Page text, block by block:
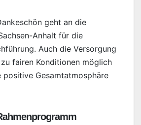
geht an die
Anhalt für die
Auch die Versorgung
fairen Konditionen möglich
positive Gesamtatmosphäre